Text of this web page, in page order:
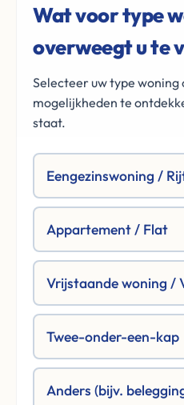
Wat voor type
overweegt u te
Selecteer uw type woning
mogelijkheden te
staat.
Eengezinswoning /
Appartement / Flat
Vrijstaande woning /
Twee-onder-een-kap
Anders (bijv.